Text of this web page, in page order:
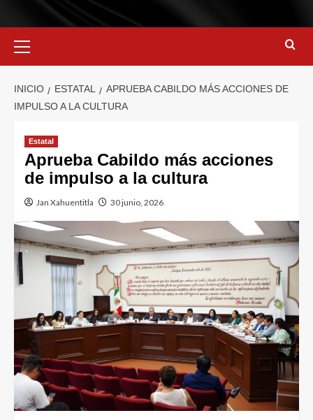
INICIO ESTATAL
APRUEBA CABILDO MÁS ACCIONES DE
IMPULSO A LA CULTURA
Estatal
Aprueba Cabildo más acciones
de impulso a la cultura
Jan Xahuentitla 30 junio, 2026